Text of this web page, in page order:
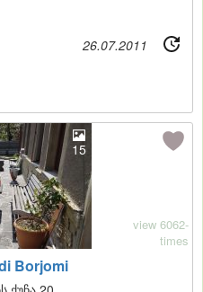
26.07.2011
15
Borjomi
view 6062-
times